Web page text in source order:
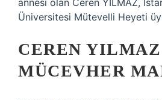
annesi olan Ceren YILMAZ,
Üniversitesi Mütevelli Heyeti
CEREN
MÜCEVHER